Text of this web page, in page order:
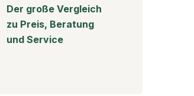
Der große Vergleich
zu Preis, Beratung
und Service